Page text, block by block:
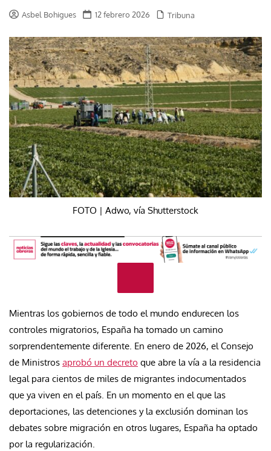
Asbel Bohigues 12 febrero 2026 Tribuna
FOTO | Adwo, vía Shutterstock
Mientras los gobiernos de todo el mundo endurecen los
controles migratorios, España ha tomado un camino
sorprendentemente diferente. En enero de 2026, el Consejo
de Ministros aprobó un decreto que abre la vía a la residencia
legal para cientos de miles de migrantes indocumentados
que ya viven en el país. En un momento en el que las
deportaciones, las detenciones y la exclusión dominan los
debates sobre migración en otros lugares, España ha optado
por la regularización.